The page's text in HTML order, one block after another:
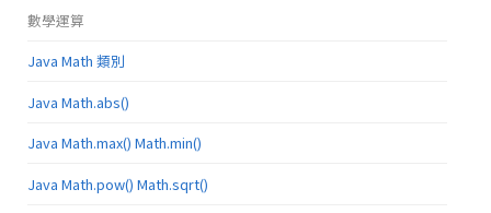
數學運算
Java Math 類別
Java Math.abs()
Java Math.max() Math.min()
Java Math.pow() Math.sqrt()